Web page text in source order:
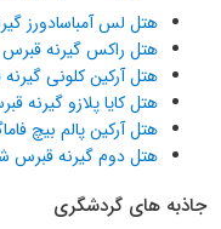
هتل لس آمباسادورز
هتل راکس گیرنه
هتل آرکین کلونی
هتل کایا پلازو گیرنه
هتل آرکین پالم بیچ
هتل دوم گیرنه قبرس
جاذبه های گردشگری